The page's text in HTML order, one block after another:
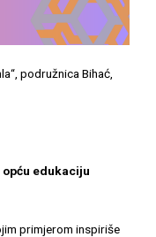
podružnica Bihać,
edukaciju
primjerom inspiriše